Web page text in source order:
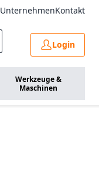
UnternehmenKontakt
Login
Werkzeuge &
Maschinen